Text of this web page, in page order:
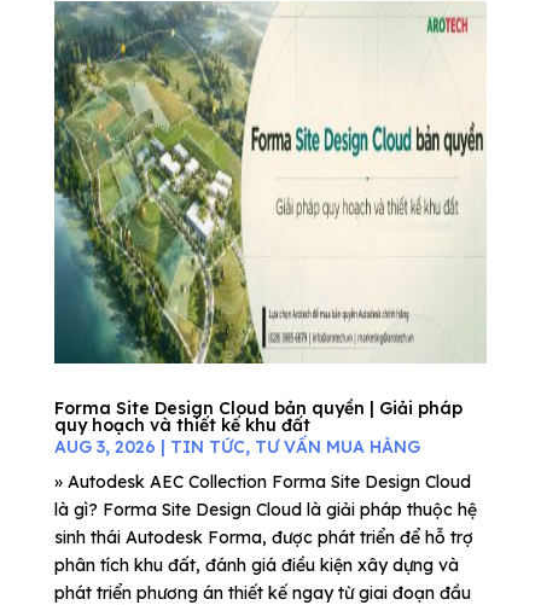
Forma Site Design Cloud bản quyền | Giải pháp
quy hoạch và thiết kế khu đất
AUG 3, 2026 | TIN TỨC, TƯ VẤN MUA HÀNG
» Autodesk AEC Collection Forma Site Design Cloud
là gì? Forma Site Design Cloud là giải pháp thuộc hệ
sinh thái Autodesk Forma, được phát triển để hỗ trợ
phân tích khu đất, đánh giá điều kiện xây dựng và
phát triển phương án thiết kế ngay từ giai đoạn đầu